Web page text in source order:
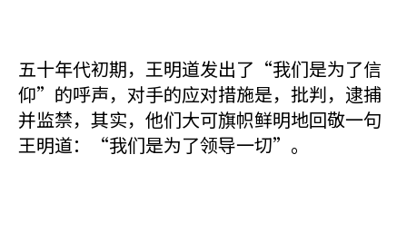
五十年代初期，王明道发出了“我们是为了信
仰”的呼声，对手的应对措施是，批判，逮捕
并监禁，其实，他们大可旗帜鲜明地回敬一句
王明道：“我们是为了领导一切”。